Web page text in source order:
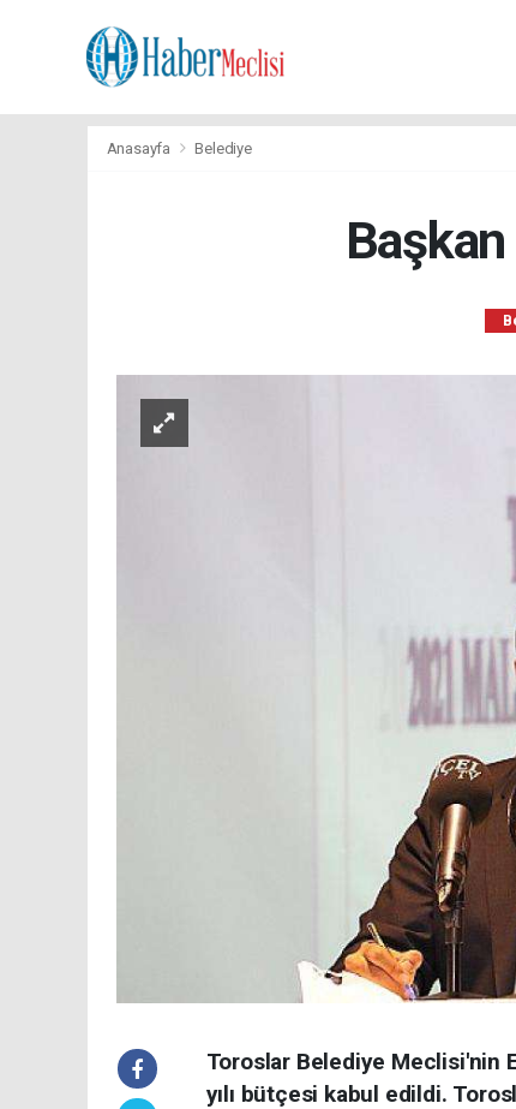
Anasayfa Belediye
Başkan
Toroslar Belediye Meclisi'nin
yılı bütçesi kabul edildi.